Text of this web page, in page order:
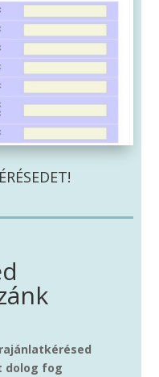
dolog fog